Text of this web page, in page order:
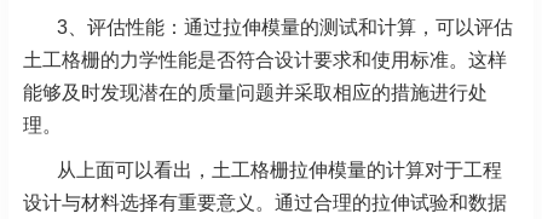
3、评估性能：通过拉伸模量的测试和计算，可以评估
土工格栅的力学性能是否符合设计要求和使用标准。这样
能够及时发现潜在的质量问题并采取相应的措施进行处
理。
从上面可以看出，土工格栅拉伸模量的计算对于工程
设计与材料选择有重要意义。通过合理的拉伸试验和数据